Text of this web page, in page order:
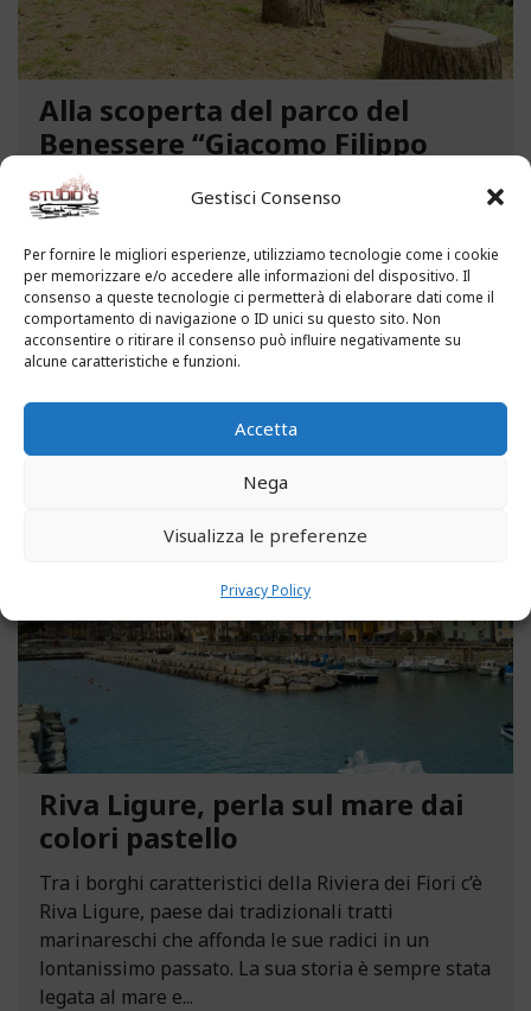
Gestisci Consenso
Per fornire le migliori esperienze, utilizziamo tecnologie come i cookie
per memorizzare e/o accedere alle informazioni del dispositivo. Il
consenso a queste tecnologie ci permetterà di elaborare dati come il
comportamento di navigazione o ID unici su questo sito. Non
acconsentire o ritirare il consenso può influire negativamente su
alcune caratteristiche e funzioni.
Accetta
Nega
Visualizza le preferenze
Privacy Policy
Alla scoperta del parco del
Benessere “Giacomo Filippo
Novaro” a Costarainera
A pochi passi dal mare, un angolo verde di
paradiso affascina i visitatori. Stiamo parlando del
Parco del Benessere “Giacomo Filippo Novaro” di
Costarainera nella Riviera dei Fiori. Un tempo
parco degli ex ospedali Novaro e...
LEGGI ALTRO...
Riva Ligure, perla sul mare dai
colori pastello
Tra i borghi caratteristici della Riviera dei Fiori c’è
Riva Ligure, paese dai tradizionali tratti
marinareschi che affonda le sue radici in un
lontanissimo passato. La sua storia è sempre stata
legata al mare e...